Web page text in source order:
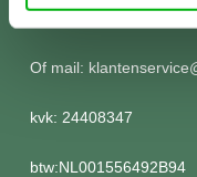
Of mail:
kvk: 24408347
btw:NL001556492B94